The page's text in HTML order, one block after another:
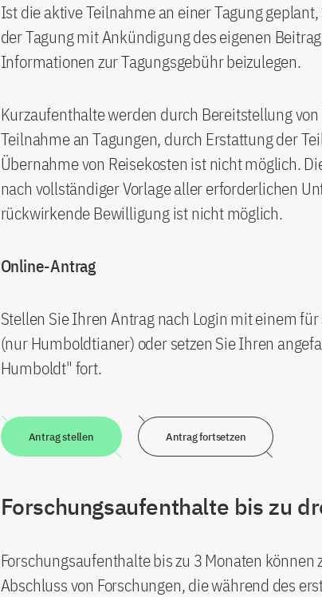
Ist die aktive Teilnahme an einer Tagung
der Tagung mit Ankündigung des eigenen
Informationen zur Tagungsgebühr beizulegen.
Kurzaufenthalte werden durch Bereitstellung
Teilnahme an Tagungen, durch Erstattung der
Übernahme von Reisekosten ist nicht möglich.
nach vollständiger Vorlage aller erforderlichen
rückwirkende Bewilligung ist nicht möglich.
Online-Antrag
Stellen Sie Ihren Antrag nach Login mit einem
(nur Humboldtianer) oder setzen Sie Ihren
Humboldt" fort.
Antrag stellen Antrag fortsetzen
Forschungsaufenthalte bis zu
Forschungsaufenthalte bis zu 3 Monaten können
Abschluss von Forschungen, die während des